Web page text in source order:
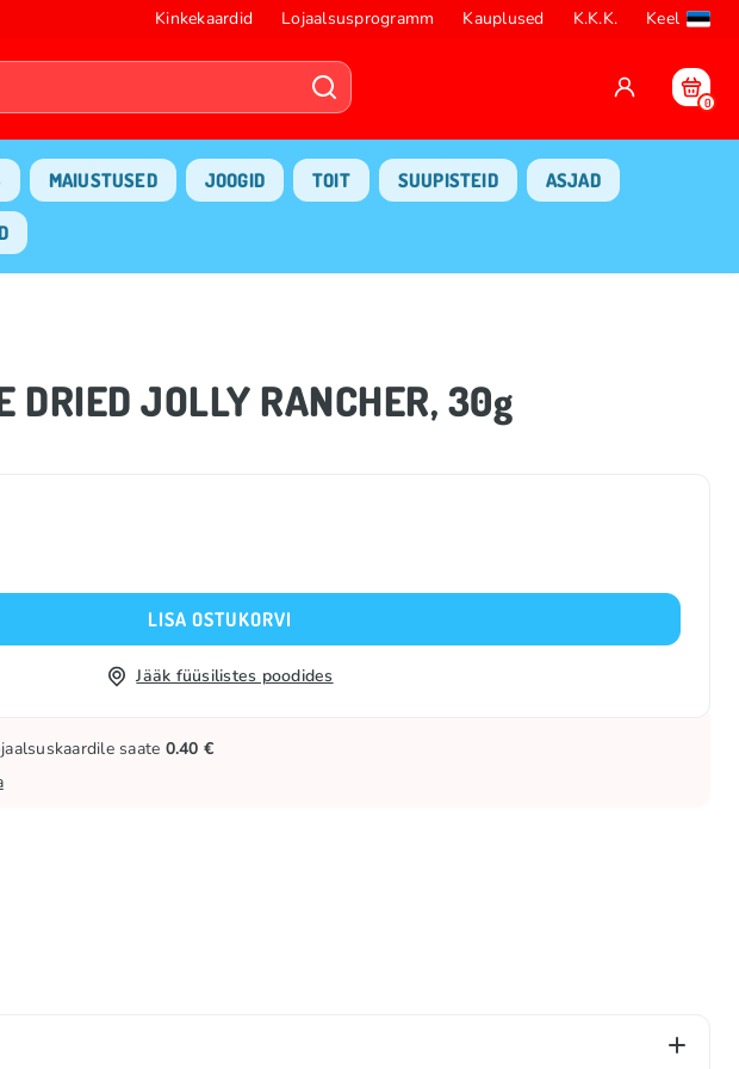
Kinkekaardid Lojaalsusprogramm Kauplused K.K.K. Keel
0
MAIUSTUSED JOOGID TOIT SUUPISTEID ASJAD
DRIED JOLLY RANCHER, 30g
LISA OSTUKORVI
Jääk füüsilistes poodides
saate 0.40 €